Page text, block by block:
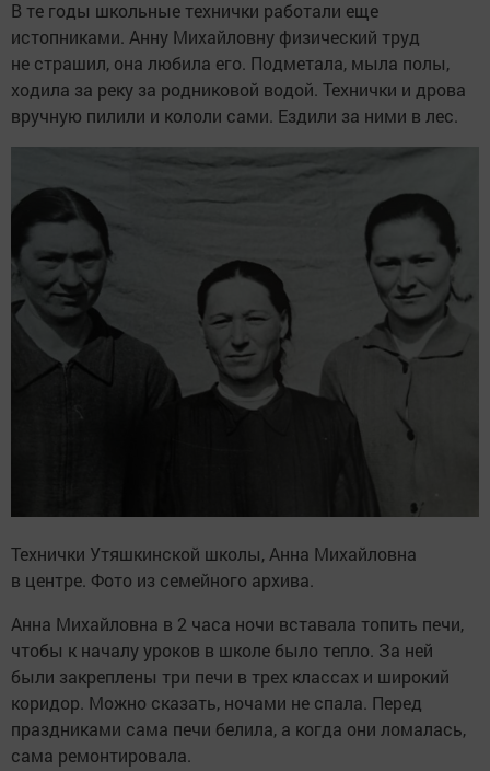
В те годы школьные технички работали еще
истопниками. Анну Михайловну физический труд
не страшил, она любила его. Подметала, мыла полы,
ходила за реку за родниковой водой. Технички и дрова
вручную пилили и кололи сами. Ездили за ними в лес.
Технички Утяшкинской школы, Анна Михайловна
в центре. Фото из семейного архива.
Анна Михайловна в 2 часа ночи вставала топить печи,
чтобы к началу уроков в школе было тепло. За ней
были закреплены три печи в трех классах и широкий
коридор. Можно сказать, ночами не спала. Перед
праздниками сама печи белила, а когда они ломалась,
сама ремонтировала.